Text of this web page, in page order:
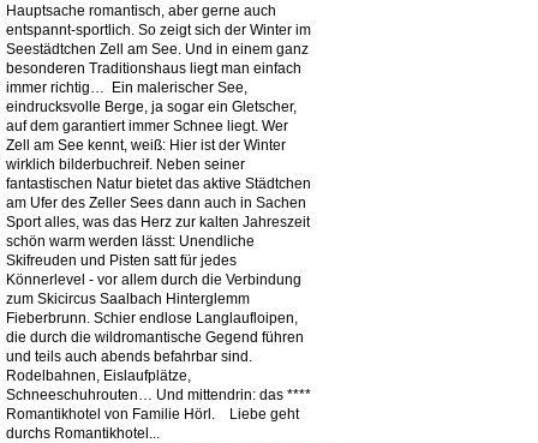
Hauptsache romantisch, aber gerne auch
entspannt-sportlich. So zeigt sich der Winter im
Seestädtchen Zell am See. Und in einem ganz
besonderen Traditionshaus liegt man einfach
immer richtig… Ein malerischer See,
eindrucksvolle Berge, ja sogar ein Gletscher,
auf dem garantiert immer Schnee liegt. Wer
Zell am See kennt, weiß: Hier ist der Winter
wirklich bilderbuchreif. Neben seiner
fantastischen Natur bietet das aktive Städtchen
am Ufer des Zeller Sees dann auch in Sachen
Sport alles, was das Herz zur kalten Jahreszeit
schön warm werden lässt: Unendliche
Skifreuden und Pisten satt für jedes
Könnerlevel - vor allem durch die Verbindung
zum Skicircus Saalbach Hinterglemm
Fieberbrunn. Schier endlose Langlaufloipen,
die durch die wildromantische Gegend führen
und teils auch abends befahrbar sind.
Rodelbahnen, Eislaufplätze,
Schneeschuhrouten… Und mittendrin: das ****
Romantikhotel von Familie Hörl. Liebe geht
durchs Romantikhotel...